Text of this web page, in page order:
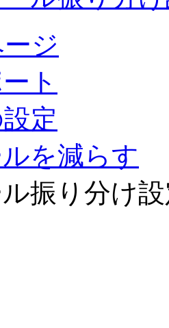
ジ
ト
定
を減らす
振り分け設